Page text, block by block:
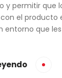
y permitir que
el producto
entorno que